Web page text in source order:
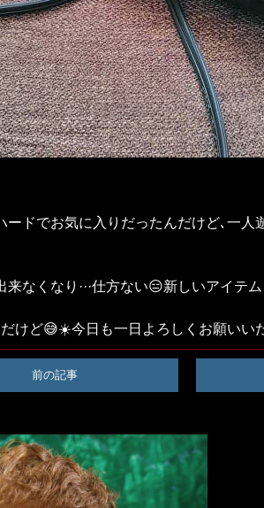
ードでお気に入りだったんだけど､一人
なくなり···仕方ない😑新しいアイテム
けど😅☀️今日も一日よろしくお願いい
前の記事